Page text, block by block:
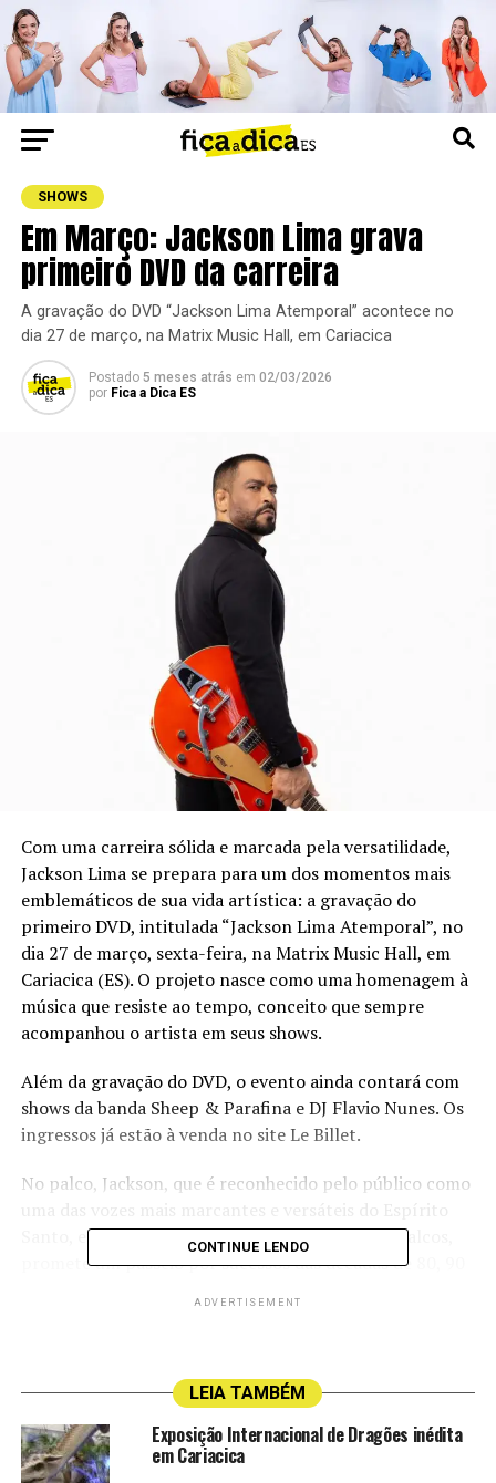
SHOWS
Em Março: Jackson Lima grava
primeiro DVD da carreira
A gravação do DVD “Jackson Lima Atemporal” acontece no
dia 27 de março, na Matrix Music Hall, em Cariacica
Postado 5 meses atrás em 02/03/2026
por Fica a Dica ES
Com uma carreira sólida e marcada pela versatilidade,
Jackson Lima se prepara para um dos momentos mais
emblemáticos de sua vida artística: a gravação do
primeiro DVD, intitulada “Jackson Lima Atemporal”, no
dia 27 de março, sexta-feira, na Matrix Music Hall, em
Cariacica (ES). O projeto nasce como uma homenagem à
música que resiste ao tempo, conceito que sempre
acompanhou o artista em seus shows.
Além da gravação do DVD, o evento ainda contará com
shows da banda Sheep & Parafina e DJ Flavio Nunes. Os
ingressos já estão à venda no site Le Billet.
No palco, Jackson, que é reconhecido pelo público como
Santo, e que construiu uma carreira sólida nos palcos,
promete um passeio por sucessos das décadas de 80, 90
tornaram assinatura de suas apresentações.
“Escolhi o título Atemporal porque representa
exatamente o que vivo nos shows: ver pessoas de todas
CONTINUE LENDO
ADVERTISEMENT
LEIA TAMBÉM
Exposição Internacional de Dragões inédita
em Cariacica